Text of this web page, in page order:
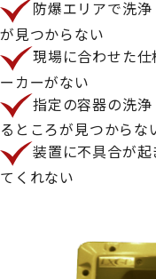
防爆エリアで洗
が見つからない
現場に合わせた
ーカーがない
指定の容器の洗
るところが見つからな
装置に不具合が
てくれない